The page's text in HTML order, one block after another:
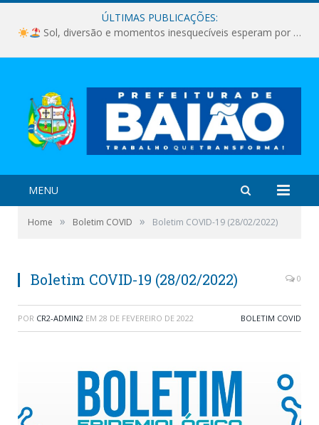
ÚLTIMAS PUBLICAÇÕES:
Sol, diversão e momentos inesquecíveis esperam por você!
MENU
Home » Boletim COVID » Boletim COVID-19 (28/02/2022)
Boletim COVID-19 (28/02/2022) 0
POR CR2-ADMIN2 EM 28 DE FEVEREIRO DE 2022 BOLETIM COVID